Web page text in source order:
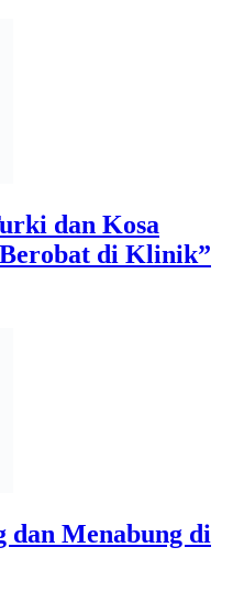
dan Kosa
di Klinik”
dan Menabung di